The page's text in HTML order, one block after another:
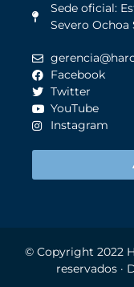
Sede oficial:
Severo Ochoa
Facebook
Twitter
YouTube
Instagram
© Copyright 2022
reservados ·